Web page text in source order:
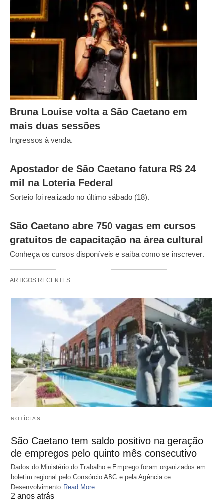
Bruna Louise volta a São Caetano em
mais duas sessões
Ingressos à venda.
Apostador de São Caetano fatura R$ 24
mil na Loteria Federal
Sorteio foi realizado no último sábado (18).
São Caetano abre 750 vagas em cursos
gratuitos de capacitação na área cultural
Conheça os cursos disponíveis e saiba como se inscrever.
ARTIGOS RECENTES
NOTÍCIAS
São Caetano tem saldo positivo na geração
de empregos pelo quinto mês consecutivo
Dados do Ministério do Trabalho e Emprego foram organizados em
boletim regional pelo Consórcio ABC e pela Agência de
Desenvolvimento Read More
2 anos atrás